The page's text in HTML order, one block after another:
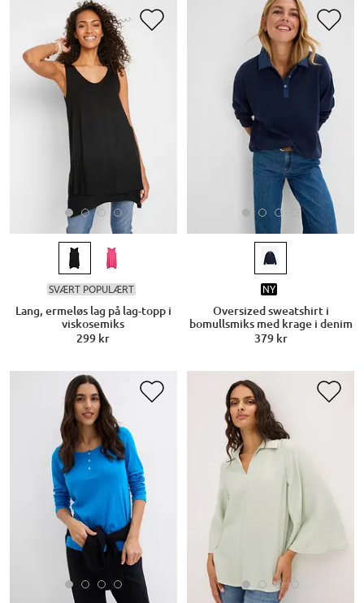
SVÆRT POPULÆRT
Lang, ermeløs lag på lag-topp i
viskosemiks
299 kr
NY
Oversized sweatshirt i
bomullsmiks med krage i denim
379 kr